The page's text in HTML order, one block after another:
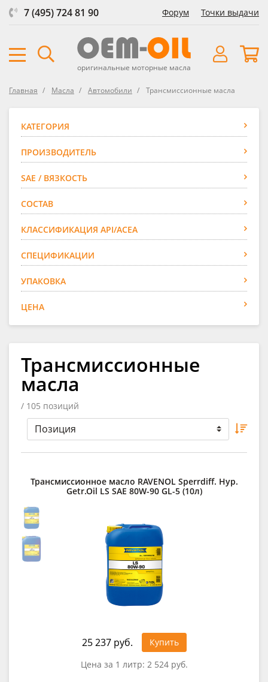
7 (495) 724 81 90 Форум Точки выдачи
оригинальные моторные масла
Главная Масла Автомобили Трансмиссионные масла
КАТЕГОРИЯ
ПРОИЗВОДИТЕЛЬ
SAE / ВЯЗКОСТЬ
СОСТАВ
КЛАССИФИКАЦИЯ API/ACEA
СПЕЦИФИКАЦИИ
УПАКОВКА
ЦЕНА
Трансмиссионные
масла
/ 105 позиций
Трансмиссионное масло RAVENOL Sperrdiff. Hyp.
Getr.Oil LS SAE 80W-90 GL-5 (10л)
25 237 руб.
Купить
Цена за 1 литр: 2 524 руб.